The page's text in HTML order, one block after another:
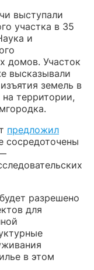
выступали
участка в 35
и
домов. Участок
высказывали
земель в
территории,
предложил
сосредоточены
разрешено
для
в этом